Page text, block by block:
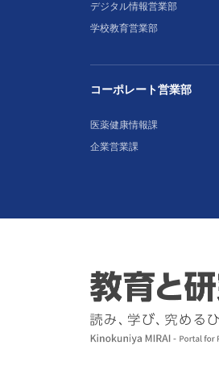
デジタル情報営業部
学校教育営業部
コーポレート営業部
医薬健康情報課
企業営業課